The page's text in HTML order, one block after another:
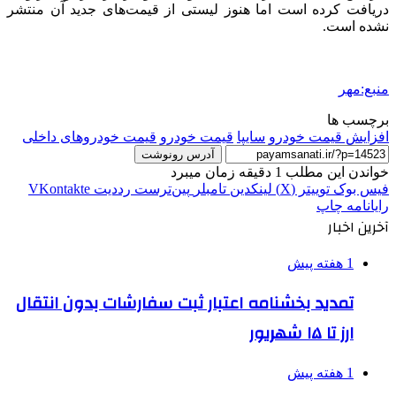
دریافت کرده است اما هنوز لیستی از قیمت‌های جدید آن منتشر
نشده است.
منبع:مهر
برچسب ها
افزایش قیمت خودرو سایپا قیمت خودرو قیمت خودروهای داخلی
آدرس رونوشت
خواندن این مطلب 1 دقیقه زمان میبرد
فیس بوک توییتر (X) لینکدین ‫تامبلر ‫پین‌ترست ‫رددیت ‫VKontakte
رایانامه چاپ
آخرین اخبار
1 هفته پیش
تمدید بخشنامه اعتبار ثبت سفارشات بدون انتقال
ارز تا ۱۵ شهریور
1 هفته پیش